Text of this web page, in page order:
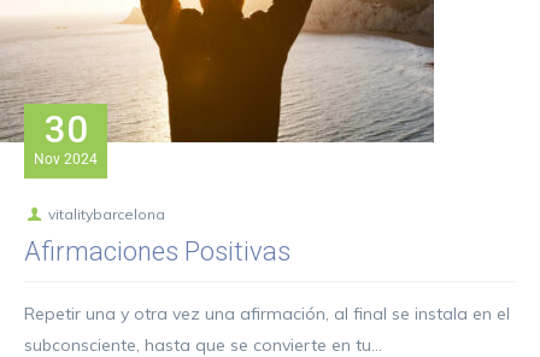
30
Nov 2024
vitalitybarcelona
Afirmaciones Positivas
Repetir una y otra vez una afirmación, al final se instala en el
subconsciente, hasta que se convierte en tu...